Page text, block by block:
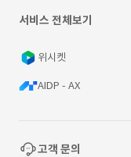
서비스 전체보기
위시켓
AIDP - AX
고객 문의